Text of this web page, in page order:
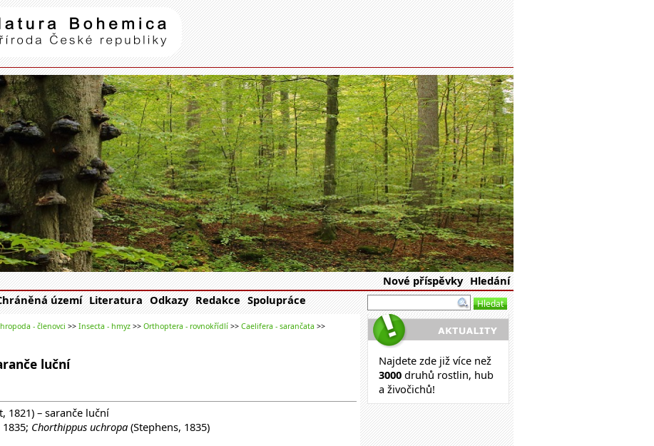
Natura Bohemica| příroda České republiky
Nové příspěvky Hledání
území Literatura Odkazy Redakce Spolupráce
- členovci >> Insecta - hmyz >> Orthoptera - rovnokřídlí >> Caelifera - sarančata >>
luční
1821) – saranče luční
Chorthippus uchropa (Stephens, 1835)
Najdete zde již více než
3000 druhů rostlin, hub
a živočichů!